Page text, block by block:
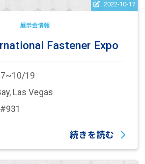
2022-10-17
展示会情報
Fastener Expo
19
Las Vegas
続きを読む